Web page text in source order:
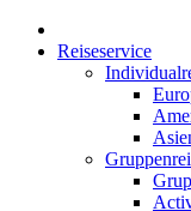
Reiseservice